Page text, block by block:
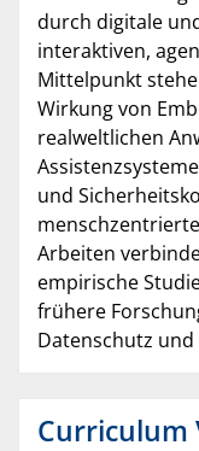
durch digitale
interaktiven,
Mittelpunkt
Wirkung von
realweltlichen
und
Arbeiten
empirische
frühere
Datenschutz und
Curriculum